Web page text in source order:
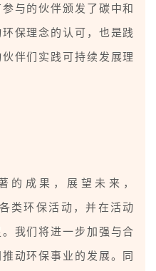
与的伙伴颁发了碳中和
保理念的认可，也是践
伴们实践可持续发展理
的成果，展望未来，
类环保活动，并在活动
我们将进一步加强与合
动环保事业的发展。同